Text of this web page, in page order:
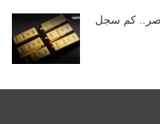
كم سجل